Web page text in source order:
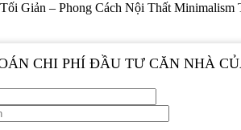
Giản – Phong Cách Nội Thất
CHI PHÍ ĐẦU TƯ CĂN NHÀ